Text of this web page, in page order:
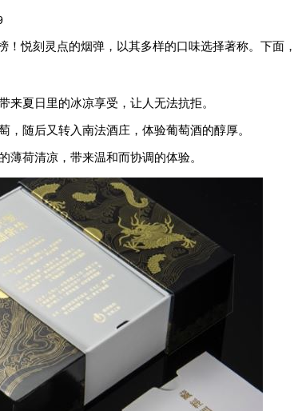
悦刻灵点的烟弹，以其多样的口味选择著称。下面
夏日里的冰凉享受，让人无法抗拒。
随后又转入南法酒庄，体验葡萄酒的醇厚。
荷清凉，带来温和而协调的体验。